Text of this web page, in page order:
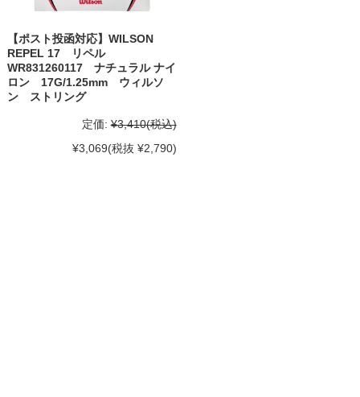
【ポスト投函対応】WILSON
REPEL 17 リペル
WR831260117 ナチュラル ナイ
ロン 17G/1.25mm ウィルソ
ン ストリング
定価: ¥3,410(税込)
¥3,069(税抜 ¥2,790)